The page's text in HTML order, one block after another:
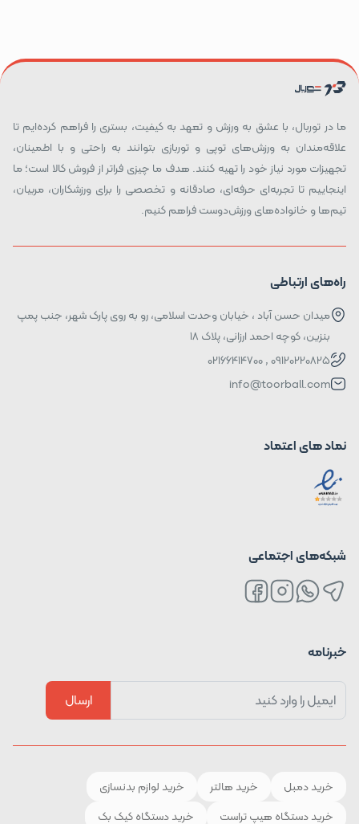
ما در توربال، با عشق به ورزش و تعهد به کیفیت، بستری را فراهم کرده‌ایم تا
علاقه‌مندان به ورزش‌های توپی و توربازی بتوانند به راحتی و با اطمینان،
تجهیزات مورد نیاز خود را تهیه کنند. هدف ما چیزی فراتر از فروش کالا است؛ ما
اینجاییم تا تجربه‌ای حرفه‌ای، صادقانه و تخصصی را برای ورزشکاران، مربیان،
تیم‌ها و خانواده‌های ورزش‌دوست فراهم کنیم.
راه‌های ارتباطی
میدان حسن آباد ، خیابان وحدت اسلامی، رو به روی پارک شهر، جنب پمپ
بنزین، کوچه احمد ارزانی، پلاک ۱۸
09120220825 , 02166414700
info@toorball.com
نماد های اعتماد
شبکه‌های اجتماعی
خبرنامه
ارسال
خرید دمبل خرید هالتر
خرید لوازم بدنسازی
خرید دستگاه هیپ تراست
خرید دستگاه کیک بک